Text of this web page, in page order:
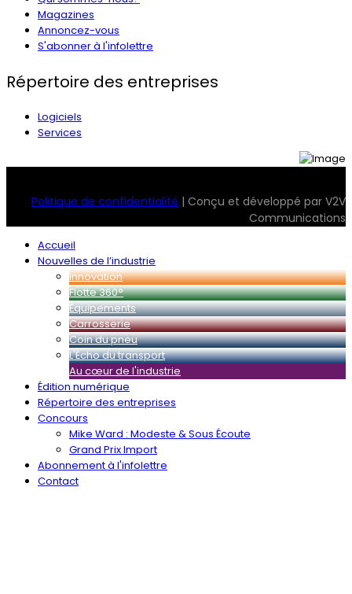
Magazines
Annoncez-vous
S'abonner à l'infolettre
Répertoire des entreprises
Logiciels
Services
Politique de confidentialité | Conçu et développé par V2V
Communications
Accueil
Nouvelles de l’industrie
Innovation
Flotte 360°
Équipements
Carrosserie
Coin du pneu
L'Écho du transport
Au cœur de l'industrie
Édition numérique
Répertoire des entreprises
Concours
Mike Ward : Modeste & Sous Écoute
Grand Prix Import
Abonnement à l'infolettre
Contact